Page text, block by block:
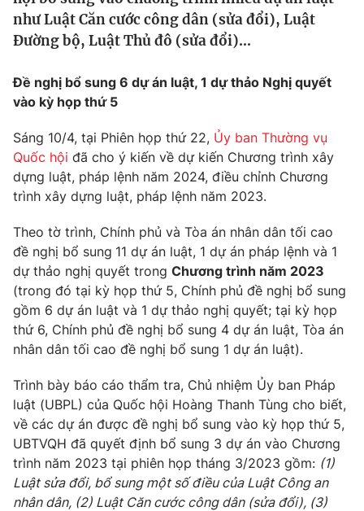
Tin tức
Thế giới đó đây
Câu chuyện quốc tế
Kinh tế
Thị trường
Phim VTV
Hậu trường
Khán giả
Giải sao mai
Giải trí
Điện ảnh
Âm nhạc
Sao
Du lịch
Làm đẹp
Chất lượng cuộc sống
Giáo dục
Tuyển sinh
Học trực tuyến
Công nghệ
Hitech Công nghệ tương lai
Thị trường
Tư vấn
Giao lưu trực tuyến
Lịch phát sóng
Chuyên mục khác
Emagazine Podcast
như Luật Căn cước công dân (sửa đổi), Luật
Đường bộ, Luật Thủ đô (sửa đổi)...
Đề nghị bổ sung 6 dự án luật, 1 dự thảo Nghị quyết
vào kỳ họp thứ 5
Sáng 10/4, tại Phiên họp thứ 22, Ủy ban Thường vụ
Quốc hội đã cho ý kiến về dự kiến Chương trình xây
dựng luật, pháp lệnh năm 2024, điều chỉnh Chương
trình xây dựng luật, pháp lệnh năm 2023.
Theo tờ trình, Chính phủ và Tòa án nhân dân tối cao
đề nghị bổ sung 11 dự án luật, 1 dự án pháp lệnh và 1
dự thảo nghị quyết trong Chương trình năm 2023
(trong đó tại kỳ họp thứ 5, Chính phủ đề nghị bổ sung
gồm 6 dự án luật và 1 dự thảo nghị quyết; tại kỳ họp
thứ 6, Chính phủ đề nghị bổ sung 4 dự án luật, Tòa án
nhân dân tối cao đề nghị bổ sung 1 dự án luật).
Trình bày báo cáo thẩm tra, Chủ nhiệm Ủy ban Pháp
luật (UBPL) của Quốc hội Hoàng Thanh Tùng cho biết,
về các dự án được đề nghị bổ sung vào kỳ họp thứ 5,
UBTVQH đã quyết định bổ sung 3 dự án vào Chương
trình năm 2023 tại phiên họp tháng 3/2023 gồm: (1)
Luật sửa đổi, bổ sung một số điều của Luật Công an
nhân dân, (2) Luật Căn cước công dân (sửa đổi), (3)